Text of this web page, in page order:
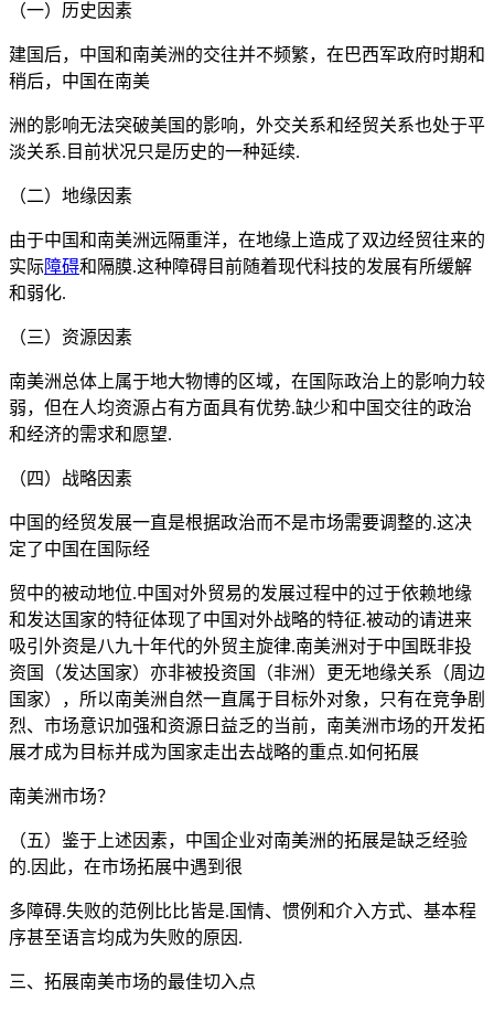
（一）历史因素
建国后，中国和南美洲的交往并不频繁，在巴西军政府时期和
稍后，中国在南美
洲的影响无法突破美国的影响，外交关系和经贸关系也处于平
淡关系.目前状况只是历史的一种延续.
（二）地缘因素
由于中国和南美洲远隔重洋，在地缘上造成了双边经贸往来的
实际障碍和隔膜.这种障碍目前随着现代科技的发展有所缓解
和弱化.
（三）资源因素
南美洲总体上属于地大物博的区域，在国际政治上的影响力较
弱，但在人均资源占有方面具有优势.缺少和中国交往的政治
和经济的需求和愿望.
（四）战略因素
中国的经贸发展一直是根据政治而不是市场需要调整的.这决
定了中国在国际经
贸中的被动地位.中国对外贸易的发展过程中的过于依赖地缘
和发达国家的特征体现了中国对外战略的特征.被动的请进来
吸引外资是八九十年代的外贸主旋律.南美洲对于中国既非投
资国（发达国家）亦非被投资国（非洲）更无地缘关系（周边
国家），所以南美洲自然一直属于目标外对象，只有在竞争剧
烈、市场意识加强和资源日益乏的当前，南美洲市场的开发拓
展才成为目标并成为国家走出去战略的重点.如何拓展
南美洲市场？
（五）鉴于上述因素，中国企业对南美洲的拓展是缺乏经验
的.因此，在市场拓展中遇到很
多障碍.失败的范例比比皆是.国情、惯例和介入方式、基本程
序甚至语言均成为失败的原因.
三、拓展南美市场的最佳切入点